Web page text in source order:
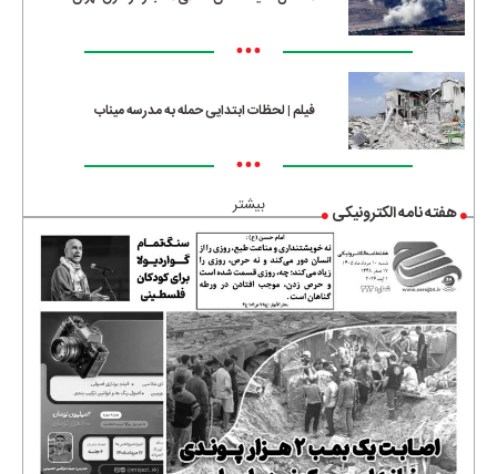
•••
فیلم | لحظات ابتدایی حمله به مدرسه میناب
•••
بیشتر هفته نامه الکترونیکی